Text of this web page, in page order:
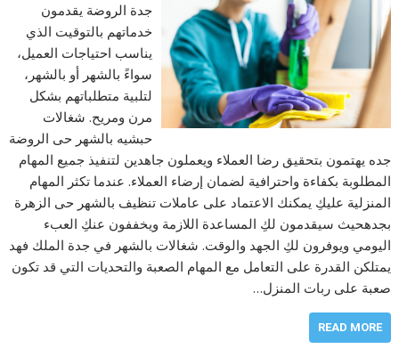
جدة الروضة يقدمون
خدماتهم بالتوقيت الذي
يناسب احتياجات العميل،
سواءً بالشهر أو بالشهر،
لتلبية متطلباتهم بشكل
مرن ومريح. شغالات
حبشيه بالشهر حى الروضة
جده يهتمون بتحقيق رضا العملاء ويعملون جاهدين لتنفيذ جميع المهام
المطلوبة بكفاءة واحترافية لضمان إرضاء العملاء. عندما تكثر المهام
المنزلية عليكِ يمكنك الاعتماد على عاملات تنظيف بالشهر حى الزهرة
بجدهحيث سيقدمون لكِ المساعدة اللازمة ويخففون عنكِ العبء
اليومي ويوفرون لكِ الجهد والوقت. شغالات بالشهر في جدة الملك فهد
يمتلكن القدرة على التعامل مع المهام الصعبة والتحديات التي قد تكون
صعبة على ربات المنزل…
READ MORE